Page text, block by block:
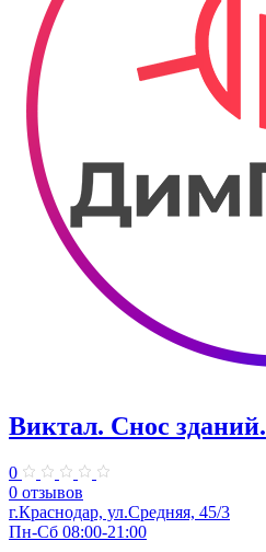
Виктал. Снос зданий.
0
0 отзывов
г.Краснодар, ул.Средняя, 45/3
Пн-Сб 08:00-21:00